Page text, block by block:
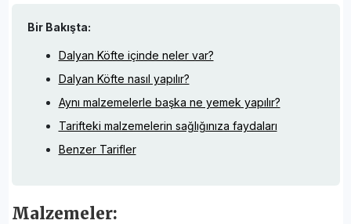
Bir Bakışta:
Dalyan Köfte içinde neler var?
Dalyan Köfte nasıl yapılır?
Aynı malzemelerle başka ne yemek yapılır?
Tarifteki malzemelerin sağlığınıza faydaları
Benzer Tarifler
Malzemeler: